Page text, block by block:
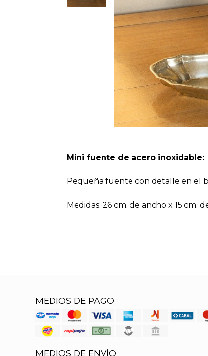
Mini fuente de acero inoxidable:
Pequeña fuente con detalle en el
Medidas: 26 cm. de ancho x 15 cm.
MEDIOS DE PAGO
MEDIOS DE ENVÍO